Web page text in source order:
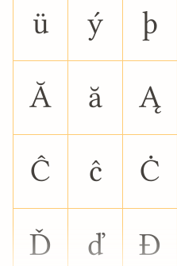
ü ý þ
Ă ă Ą
Ĉ ĉ Ċ
Ď ď Đ